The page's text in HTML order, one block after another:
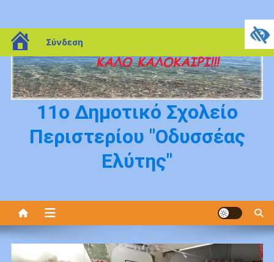
blogs.sch.gr
Σύνδεση
Μεταπηδήστε
στο
περιεχόμενο
11ο Δημοτικό Σχολείο
Περιστερίου "Οδυσσέας
Ελύτης"